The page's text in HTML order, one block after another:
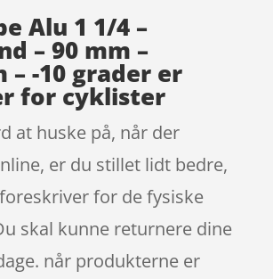
Alu 1 1/4 –
– 90 mm –
– -10 grader er
for cyklister
at huske på, når der
er du stillet lidt bedre,
for de fysiske
skal kunne returnere dine
når produkterne er